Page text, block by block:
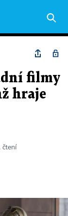
filmy
hraje
čtení